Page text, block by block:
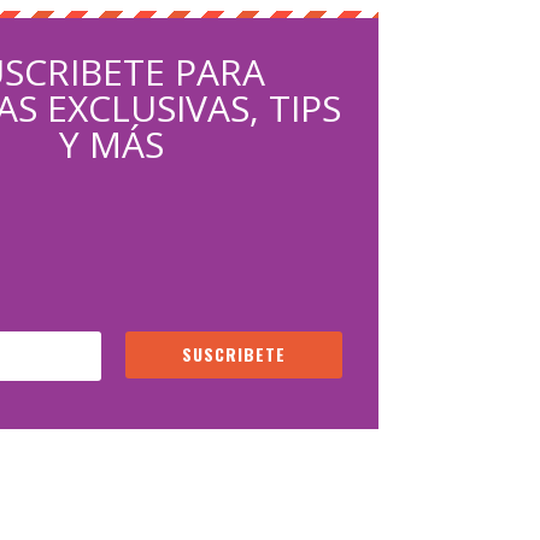
PARA
EXCLUSIVAS, TIPS
Y MÁS
SUSCRIBETE